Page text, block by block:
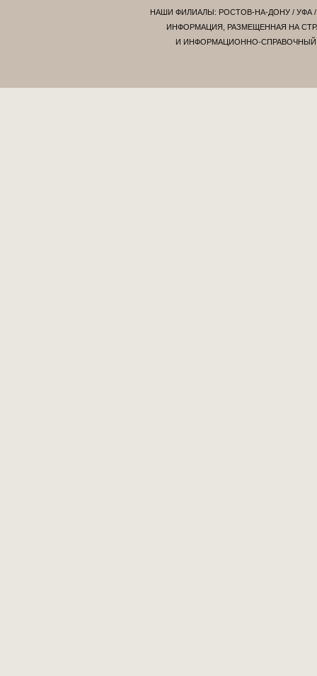
НАШИ ФИЛИАЛЫ: РОСТОВ-НА-ДОНУ/ УФА
ИНФОРМАЦИЯ, РАЗМЕЩЕННАЯ НА
И ИНФОРМАЦИОННО-СПРАВОЧНЫЙ